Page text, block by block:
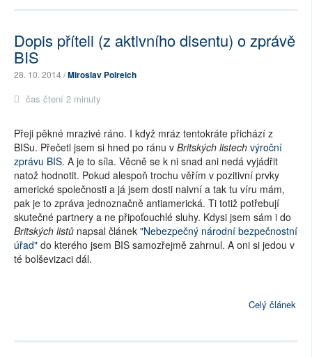
Dopis příteli (z aktivního disentu) o zprávě
BIS
28. 10. 2014 /Miroslav Polreich
čas čtení 2 minuty
Přeji pěkné mrazivé ráno. I když mráz tentokráte přichází z
BISu. Přečetl jsem si hned po ránu v Britských listech výroční
zprávu BIS. A je to síla. Věcně se k ni snad ani nedá vyjádřit
natož hodnotit. Pokud alespoň trochu věřím v pozitivní prvky
americké společnosti a já jsem dosti naivní a tak tu víru mám,
pak je to zpráva jednoznačně antiamerická. Ti totiž potřebují
skutečné partnery a ne připoťouchlé sluhy. Kdysi jsem sám i do
Britských listů napsal článek "Nebezpečný národní bezpečnostní
úřad" do kterého jsem BIS samozřejmě zahrnul. A oni si jedou v
té bolševizaci dál.
Celý článek